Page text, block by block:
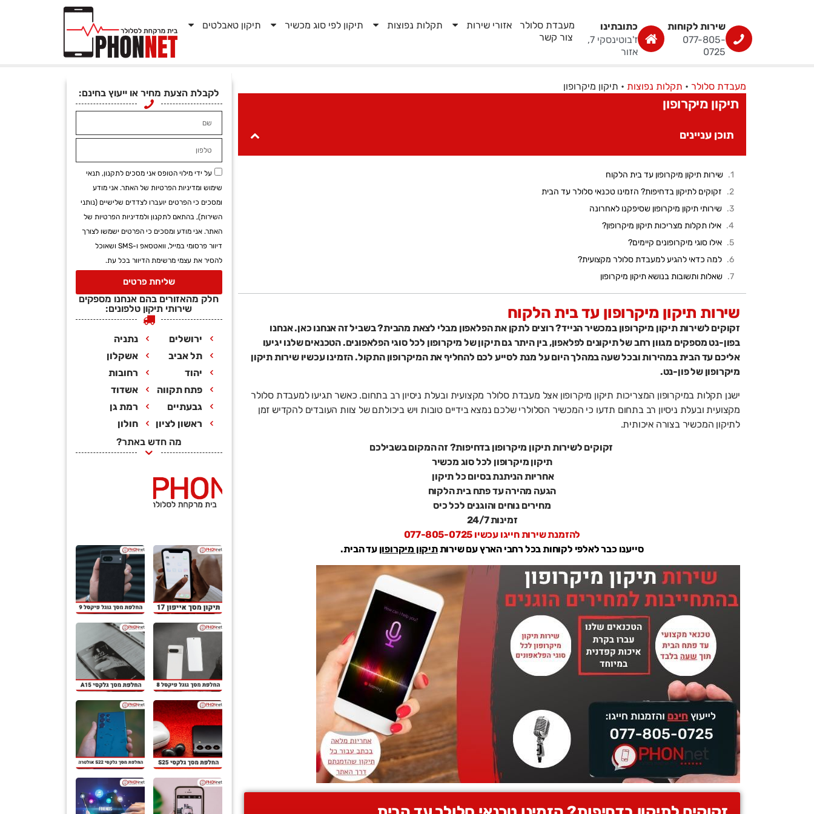
שירות לקוחות
077-805-
0725
כתובתינו
ז'בוטינסקי 7,
אזור
מעבדת סלולר אזורי שירות תקלות נפוצות תיקון לפי סוג מכשיר
תיקון טאבלטים
צור קשר
מעבדת סלולר • תקלות נפוצות • תיקון מיקרופון
תיקון מיקרופון
תוכן עניינים
שירות תיקון מיקרופון עד בית הלקוח
זקוקים לתיקון בדחיפות? הזמינו טכנאי סלולר עד הבית
שירותי תיקון מיקרופון שסיפקנו לאחרונה
אילו תקלות מצריכות תיקון מיקרופון?
אילו סוגי מיקרופונים קיימים?
למה כדאי להגיע למעבדת סלולר מקצועית?
שאלות ותשובות בנושא תיקון מיקרופון
שירות תיקון מיקרופון עד בית הלקוח
זקוקים לשירות תיקון מיקרופון במכשיר הנייד? רוצים לתקן את הפלאפון מבלי לצאת מהבית? בשביל זה אנחנו כאן. אנחנו
בפון-נט מספקים מגוון רחב של תיקונים לפלאפון, בין היתר גם תיקון של מיקרופון לכל סוגי הפלאפונים. הטכנאים שלנו יגיעו
אליכם עד הבית במהירות ובכל שעה במהלך היום על מנת לסייע לכם להחליף את המיקרופון התקול. הזמינו עכשיו שירות תיקון
מיקרופון של פון-נט.
ישנן תקלות במיקרופון המצריכות תיקון מיקרופון אצל מעבדת סלולר מקצועית ובעלת ניסיון רב בתחום. כאשר תגיעו למעבדת סלולר
מקצועית ובעלת ניסיון רב בתחום תדעו כי המכשיר הסלולרי שלכם נמצא בידיים טובות ויש ביכולתם של צוות העובדים להקדיש זמן
לתיקון המכשיר בצורה איכותית.
זקוקים לשירות תיקון מיקרופון בדחיפות? זה המקום בשבילכם
תיקון מיקרופון לכל סוג מכשיר
אחריות הניתנת בסיום כל תיקון
הגעה מהירה עד פתח בית הלקוח
מחירים נוחים והוגנים לכל כיס
זמינות 24/7
להזמנת שירות חייגו עכשיו 077-805-0725
סייענו כבר לאלפי לקוחות בכל רחבי הארץ עם שירותתיקון מיקרופון עד הבית.
לקבלת הצעת מחיר או ייעוץ בחינם:
על ידי מילוי הטופס אני מסכים לתקנון, תנאי
שימוש ומדיניות הפרטיות של האתר. אני מודע
ומסכים כי הפרטים יועברו לצדדים שלישיים (נותני
השירות), בהתאם לתקנון ולמדיניות הפרטיות של
האתר. אני מודע ומסכים כי הפרטים ישמשו לצורך
דיוור פרסומי במייל, וואטסאפ ו-SMS ושאוכל
להסיר את עצמי מרשימת הדיוור בכל עת.
שליחת פרטים
חלק מהאזורים בהם אנחנו מספקים
שירותי תיקון טלפונים:
ירושלים
תל אביב
יהוד
פתח תקווה
גבעתיים
ראשון לציון
נתניה
אשקלון
רחובות
אשדוד
רמת גן
חולון
מה חדש באתר?